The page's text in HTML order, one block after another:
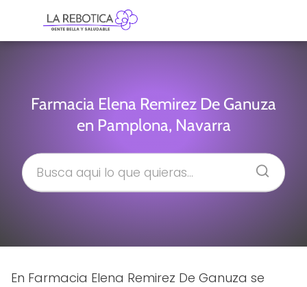
Farmacia Elena Remirez De Ganuza
en Pamplona, Navarra
En Farmacia Elena Remirez De Ganuza se